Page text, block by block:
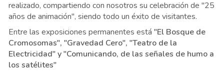
realizado, compartiendo con nosotros su celebración de "25
años de animación", siendo todo un éxito de visitantes.
Entre las exposiciones permanentes está "El Bosque de
Cromosomas", "Gravedad Cero", "Teatro de la
Electricidad" y "Comunicando, de las señales de humo a
los satélites"